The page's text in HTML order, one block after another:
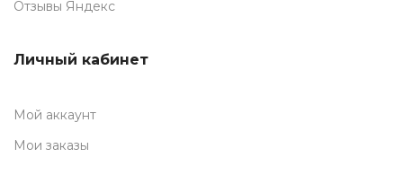
Отзывы Яндекс
Личный кабинет
Мой аккаунт
Мои заказы